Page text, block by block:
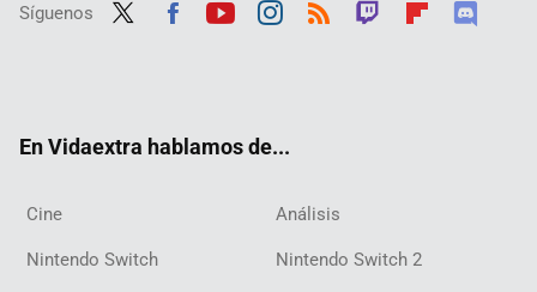
Síguenos
En Vidaextra hablamos de...
Cine Análisis
Nintendo Switch Nintendo Switch 2